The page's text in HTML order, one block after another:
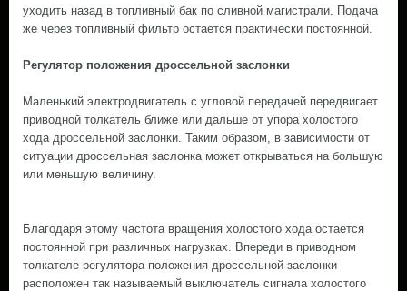
уходить назад в топливный бак по сливной магистрали. Подача
же через топливный фильтр остается практически постоянной.
Регулятор положения дроссельной заслонки
Маленький электродвигатель с угловой передачей передвигает
приводной толкатель ближе или дальше от упора холостого
хода дроссельной заслонки. Таким образом, в зависимости от
ситуации дроссельная заслонка может открываться на большую
или меньшую величину.
Благодаря этому частота вращения холостого хода остается
постоянной при различных нагрузках. Впереди в приводном
толкателе регулятора положения дроссельной заслонки
расположен так называемый выключатель сигнала холостого